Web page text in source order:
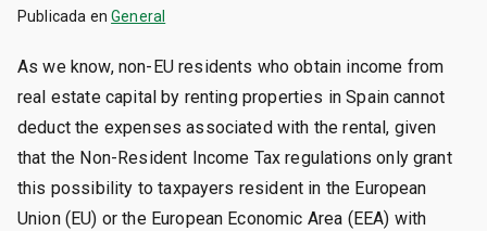
Publicada enGeneral
As we know, non-EU residents who obtain income from
real estate capital by renting properties in Spain cannot
deduct the expenses associated with the rental, given
that the Non-Resident Income Tax regulations only grant
this possibility to taxpayers resident in the European
Union (EU) or the European Economic Area (EEA) with